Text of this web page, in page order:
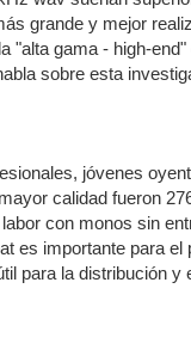
grande y mejor
"alta gama - high-
sobre esta
jóvenes
calidad fueron
con monos sin
es importante para
para la distribución